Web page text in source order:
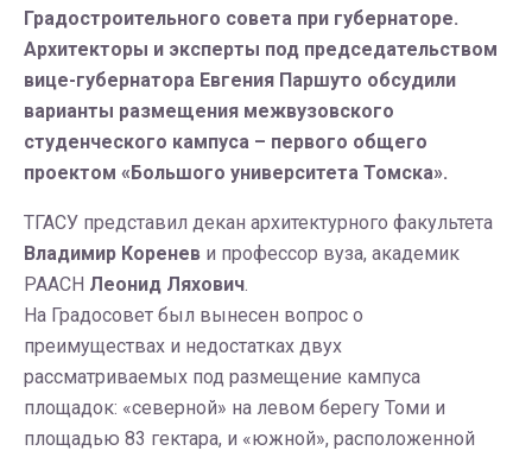
Градостроительного совета при губернаторе.
Архитекторы и эксперты под председательством
вице-губернатора Евгения Паршуто обсудили
варианты размещения межвузовского
студенческого кампуса – первого общего
проектом «Большого университета Томска».
ТГАСУ представил декан архитектурного факультета
Владимир Коренев и профессор вуза, академик
РААСН Леонид Ляхович.
На Градосовет был вынесен вопрос о
преимуществах и недостатках двух
рассматриваемых под размещение кампуса
площадок: «северной» на левом берегу Томи и
площадью 83 гектара, и «южной», расположенной